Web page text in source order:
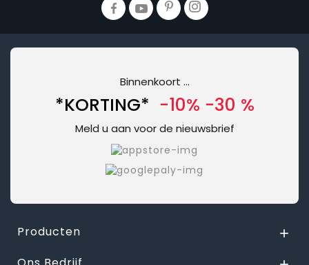
Binnenkoort ...
*KORTING* -10% -30 %
Meld u aan voor de nieuwsbrief
Producten 